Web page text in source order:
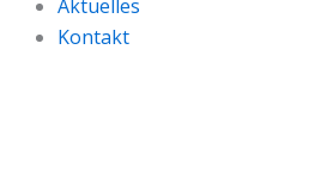
Aktuelles
Kontakt